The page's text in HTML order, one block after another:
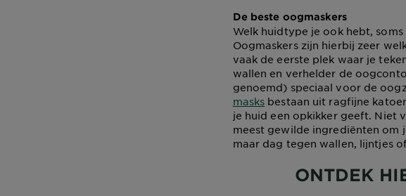
De beste oogmaskers
Welk huidtype je ook hebt,
Oogmaskers zijn hierbij zeer
vaak de eerste plek waar je
wallen en verhelder de
genoemd) speciaal voor de
masks bestaan uit ragfijne
je huid een opkikker geeft. Niet
meest gewilde ingrediënten om
maar dag tegen wallen, lijntjes
ONTDEK